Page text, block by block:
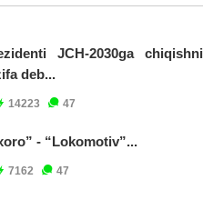
JCH-2030ga chiqishni
deb...
14223 47
- “Lokomotiv”...
7162 47